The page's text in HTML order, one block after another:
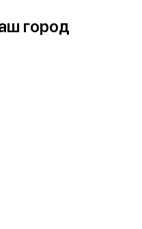
сыр моцарелла, ветчина,
кунжутный микс.
город